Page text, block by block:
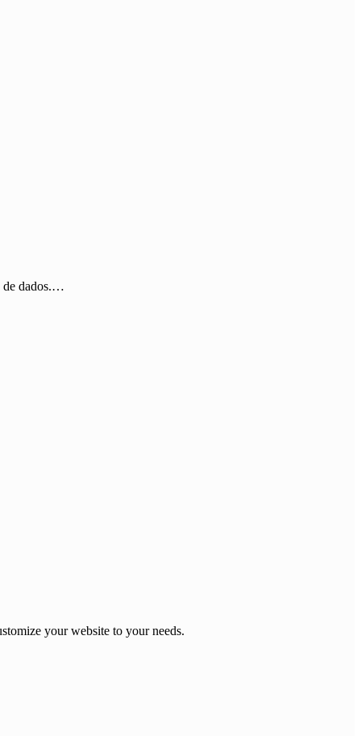
de dados.…
your website to your needs.